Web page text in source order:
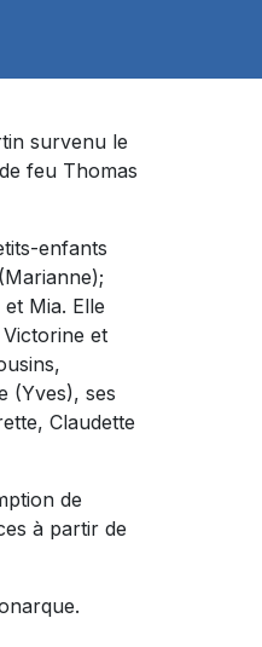
survenu le
feu Thomas
enfants
Mia. Elle
et
(Yves), ses
Claudette
de
à partir de